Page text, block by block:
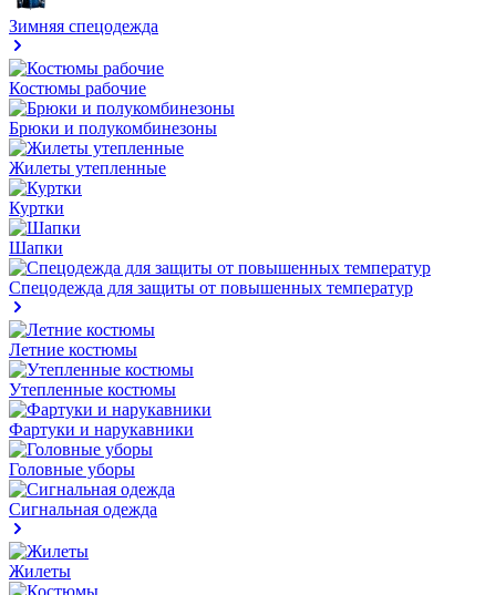
Зимняя спецодежда
Костюмы рабочие
Брюки и полукомбинезоны
Жилеты утепленные
Куртки
Шапки
Спецодежда для защиты от повышенных температур
Летние костюмы
Утепленные костюмы
Фартуки и нарукавники
Головные уборы
Сигнальная одежда
Жилеты